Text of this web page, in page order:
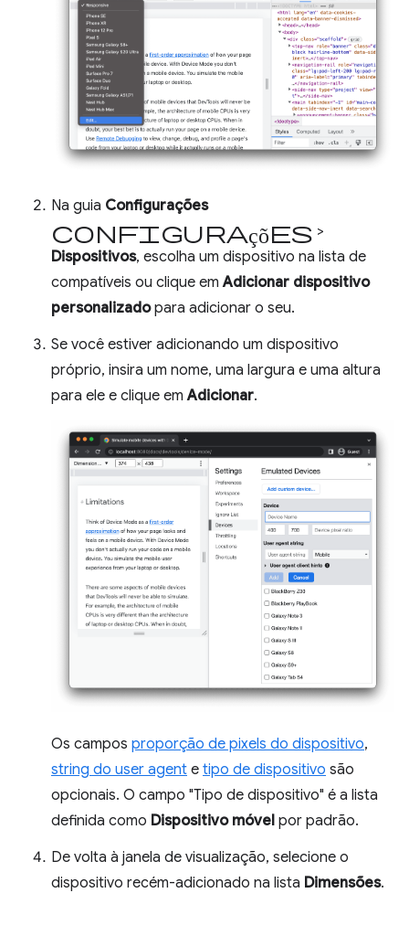
Na guia Configurações
configurações >
Dispositivos, escolha um dispositivo na lista de
compatíveis ou clique emAdicionar dispositivo
personalizadopara adicionar o seu.
Se você estiver adicionando um dispositivo
próprio, insira um nome, uma largura e uma altura
para ele e clique emAdicionar.
Os campos proporção de pixels do dispositivo,
string do user agent e tipo de dispositivo são
opcionais. O campo "Tipo de dispositivo" é a lista
definida como Dispositivo móvel por padrão.
De volta à janela de visualização, selecione o
dispositivo recém-adicionado na lista Dimensões.